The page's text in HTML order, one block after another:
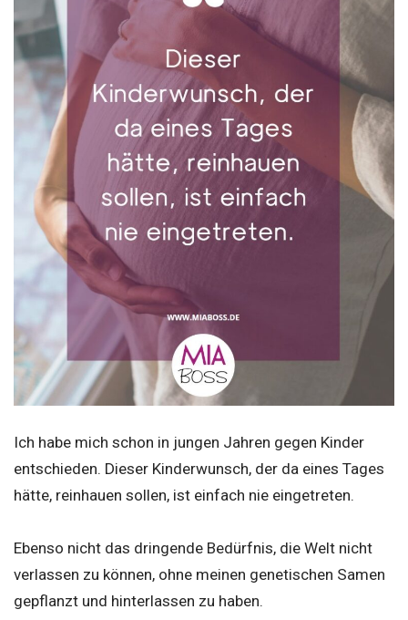
Ich habe mich schon in jungen Jahren gegen Kinder
entschieden. Dieser Kinderwunsch, der da eines Tages
hätte, reinhauen sollen, ist einfach nie eingetreten.
Ebenso nicht das dringende Bedürfnis, die Welt nicht
verlassen zu können, ohne meinen genetischen Samen
gepflanzt und hinterlassen zu haben.